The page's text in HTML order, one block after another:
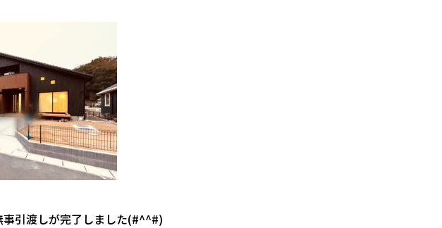
引渡しが完了しました(#^^#)